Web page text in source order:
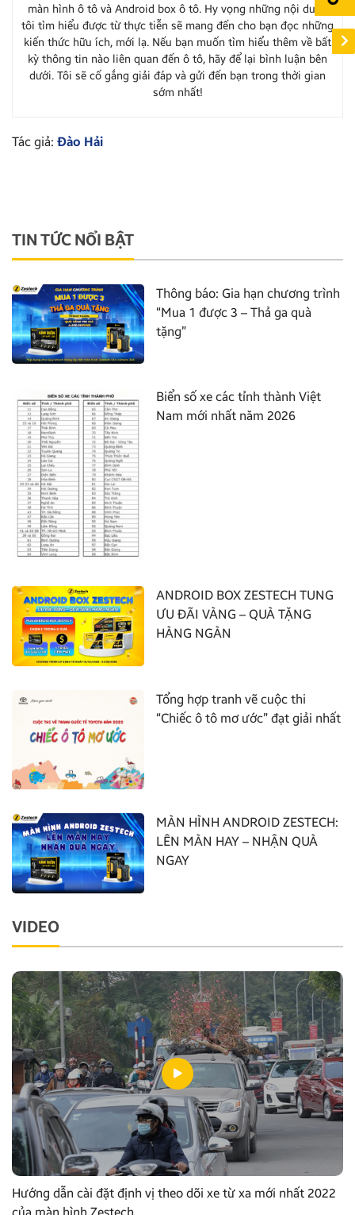
màn hình ô tô và Android box ô tô. Hy vọng những nội dung
tôi tìm hiểu được từ thực tiễn sẽ mang đến cho bạn đọc những
kiến thức hữu ích, mới lạ. Nếu bạn muốn tìm hiểu thêm về bất
kỳ thông tin nào liên quan đến ô tô, hãy để lại bình luận bên
dưới. Tôi sẽ cố gắng giải đáp và gửi đến bạn trong thời gian
sớm nhất!
Tác giả: Đào Hải
TIN TỨC NỔI BẬT
Thông báo: Gia hạn chương trình
“Mua 1 được 3 – Thả ga quà
tặng”
Biển số xe các tỉnh thành Việt
Nam mới nhất năm 2026
ANDROID BOX ZESTECH TUNG
ƯU ĐÃI VÀNG – QUÀ TẶNG
HÀNG NGÀN
Tổng hợp tranh vẽ cuộc thi
“Chiếc ô tô mơ ước” đạt giải nhất
MÀN HÌNH ANDROID ZESTECH:
LÊN MÀN HAY – NHẬN QUÀ
NGAY
VIDEO
Hướng dẫn cài đặt định vị theo dõi xe từ xa mới nhất 2022